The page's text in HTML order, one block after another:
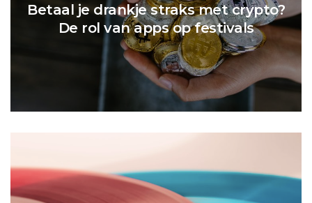
Betaal je drankje straks met crypto?
De rol van apps op festivals